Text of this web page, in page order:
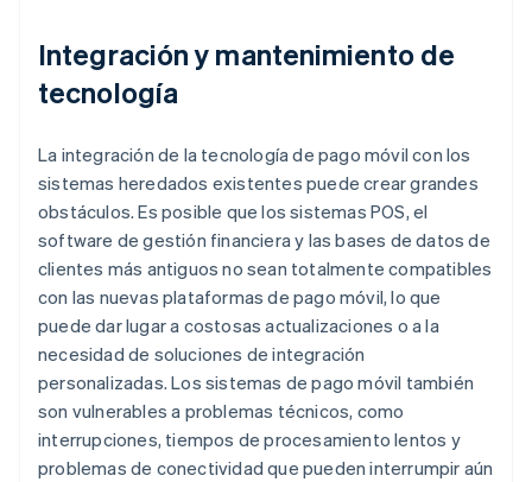
Integración y mantenimiento de
tecnología
La integración de la tecnología de pago móvil con los
sistemas heredados existentes puede crear grandes
obstáculos. Es posible que los sistemas POS, el
software de gestión financiera y las bases de datos de
clientes más antiguos no sean totalmente compatibles
con las nuevas plataformas de pago móvil, lo que
puede dar lugar a costosas actualizaciones o a la
necesidad de soluciones de integración
personalizadas. Los sistemas de pago móvil también
son vulnerables a problemas técnicos, como
interrupciones, tiempos de procesamiento lentos y
problemas de conectividad que pueden interrumpir aún